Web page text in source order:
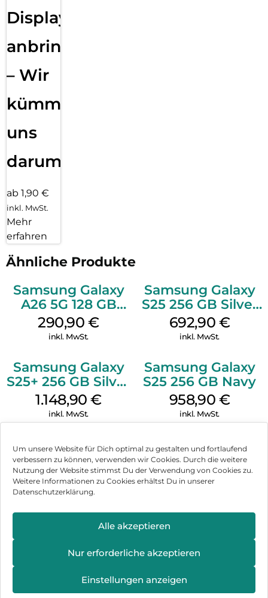
Um unsere Website für Dich optimal zu gestalten und fortlaufend
verbessern zu können, verwenden wir Cookies. Durch die weitere
Nutzung der Website stimmst Du der Verwendung von Cookies zu.
Weitere Informationen zu Cookies erhältst Du in unserer
Datenschutzerklärung.
Alle akzeptieren
Nur erforderliche akzeptieren
Einstellungen anzeigen
Displayfolie
anbringen
– Wir
kümmern
uns
darum!
ab 1,90 €
inkl. MwSt.
Mehr
erfahren
Ähnliche Produkte
Samsung Galaxy
A26 5G 128 GB
White
290,90€
inkl. MwSt.
Samsung Galaxy
S25 256 GB Silver
Shadow
692,90 €
inkl. MwSt.
Samsung Galaxy
S25+ 256 GB Silver
Shadow
1.148,90€
inkl. MwSt.
Samsung Galaxy
S25 256 GB Navy
958,90 €
inkl. MwSt.
Samsung Galaxy
S25 256 GB
Icyblue
764,90€
inkl. MwSt.
Samsung Galaxy
A16 LTE 128 GB
Black
130,90€
Samsung Galaxy
GB Black
237,90€
Doro Leva L30
119,90